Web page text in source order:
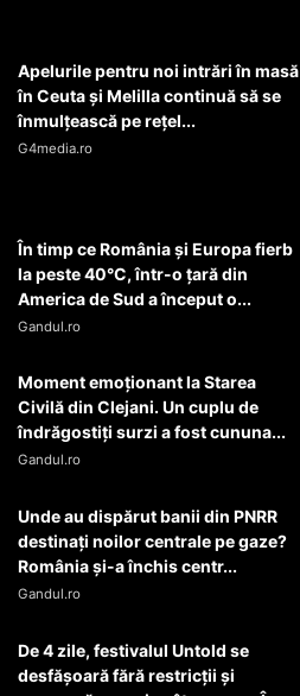
Apelurile pentru noi intrări în masă
în Ceuta şi Melilla continuă să se
înmulţească pe reţel...
G4media.ro
În timp ce România și Europa fierb
la peste 40°C, într-o țară din
America de Sud a început o...
Gandul.ro
Moment emoționant la Starea
Civilă din Clejani. Un cuplu de
îndrăgostiți surzi a fost cununa...
Gandul.ro
Unde au dispărut banii din PNRR
destinați noilor centrale pe gaze?
România și-a închis centr...
Gandul.ro
De 4 zile, festivalul Untold se
desfășoară fără restricții și